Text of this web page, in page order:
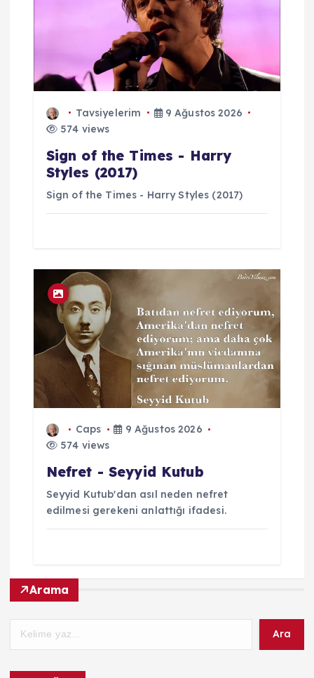
Tavsiyelerim
9 Ağustos 2026
574 views
Sign of the Times - Harry
Styles (2017)
Sign of the Times - Harry Styles (2017)
Caps
9 Ağustos 2026
574 views
Nefret - Seyyid Kutub
Seyyid Kutub'dan asıl neden nefret
edilmesi gerekeni anlattığı ifadesi.
Arama
Ara